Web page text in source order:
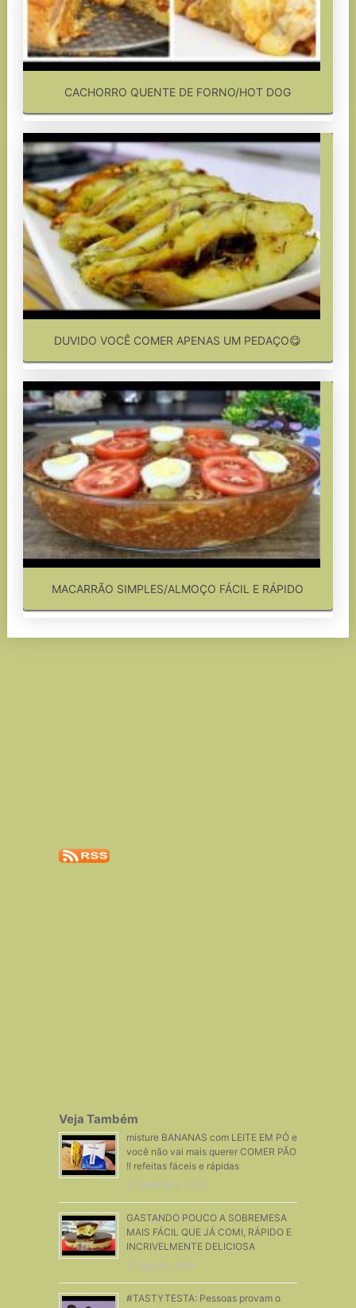
CACHORRO QUENTE DE FORNO/HOT DOG
DUVIDO VOCÊ COMER APENAS UM PEDAÇO😋
MACARRÃO SIMPLES/ALMOÇO FÁCIL E RÁPIDO
Veja Também
misture BANANAS com LEITE EM PÓ e
você não vai mais querer COMER PÃO
!! refeitas fáceis e rápidas
21 Setembro, 2023
GASTANDO POUCO A SOBREMESA
MAIS FÁCIL QUE JÁ COMI, RÁPIDO E
INCRIVELMENTE DELICIOSA
10 Agosto, 2019
#TASTYTESTA: Pessoas provam o